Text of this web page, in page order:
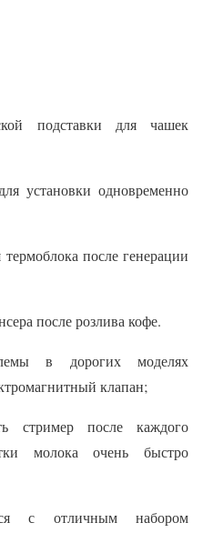
подставки для чашек
установки одновременно
после генерации
после розлива кофе.
в дорогих моделях
клапан;
стример после каждого
молока очень быстро
с отличным набором